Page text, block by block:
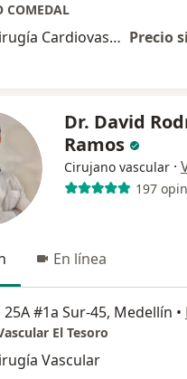
COMEDAL
Visita Cirugía Cardiovascular Precio
Dr. David
Ramos
Cirujano vascular ·
197
En línea
#1a Sur-45, Medellín •
El Tesoro
Vascular